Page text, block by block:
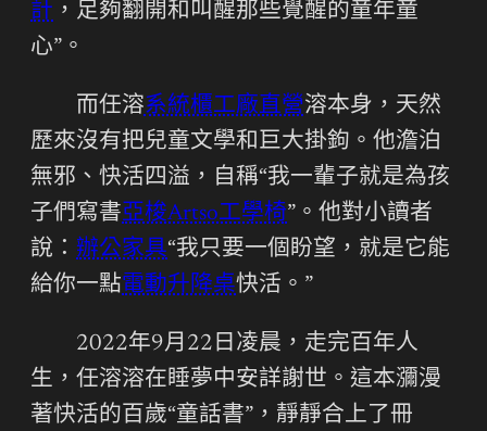
計 ，足夠翻開和叫醒那些覺醒的童年童
心”。
而任溶系統櫃工廠直營溶本身，天然
歷來沒有把兒童文學和巨大掛鉤。他澹泊
無邪、快活四溢，自稱“我一輩子就是為孩
子們寫書亞梭Artso工學椅”。他對小讀者
說： 辦公家具“我只要一個盼望，就是它能
給你一點電動升降桌快活。”
2022年9月22日凌晨，走完百年人
生，任溶溶在睡夢中安詳謝世。這本瀰漫
著快活的百歲“童話書”，靜靜合上了冊